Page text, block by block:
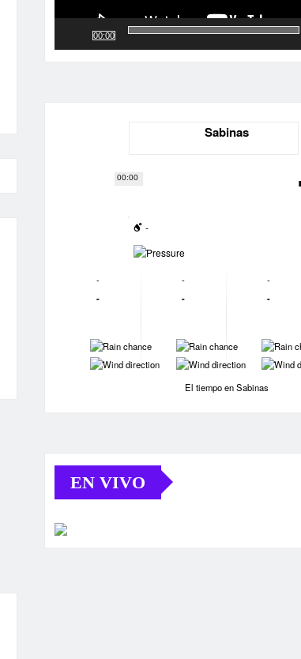
00:00
00:00
Sabinas
-
-
-
-
-
-
-
-
-
-
-
-
-
-
El tiempo en Sabinas
EN VIVO